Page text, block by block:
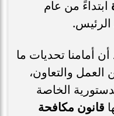
ابتداءً من عام
أن أمامنا تحديات ما
والتعاون،
الخاصة
قانون مكافحة